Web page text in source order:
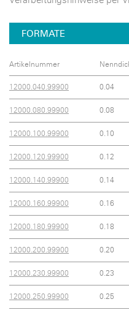
FORMATE
Artikelnummer
12000.040.99900 0.04
12000.080.99900 0.08
12000.100.99900 0.10
12000.120.99900 0.12
12000.140.99900 0.14
12000.160.99900 0.16
12000.180.99900 0.18
12000.200.99900 0.20
12000.230.99900 0.23
12000.250.99900 0.25